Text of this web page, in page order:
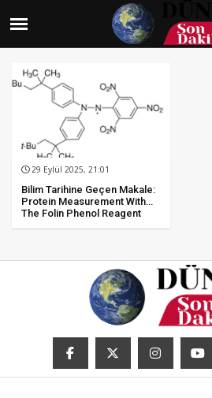
29 Eylül 2025, 21:01
Bilim Tarihine Geçen Makale:
Protein Measurement With
The Folin Phenol Reagent